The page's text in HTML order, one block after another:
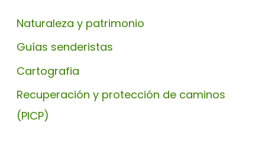
Naturaleza y patrimonio
Guías senderistas
Cartografia
Recuperación y protección de caminos
(PICP)